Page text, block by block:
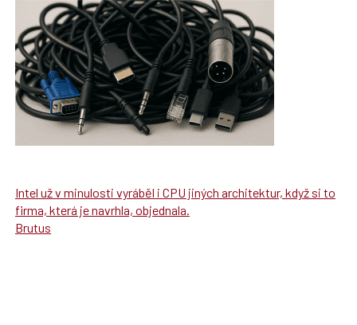
Intel už v minulosti vyráběl i CPU jiných architektur, když si to
firma, která je navrhla, objednala.
Brutus